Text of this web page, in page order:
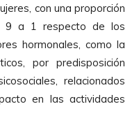
con una proporción
a 1 respecto de los
hormonales, como la
por predisposición
relacionados
en las actividades